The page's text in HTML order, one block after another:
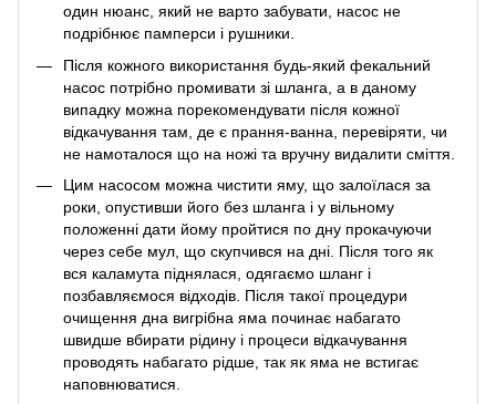
один нюанс, який не варто забувати, насос не
подрібнює памперси і рушники.
Після кожного використання будь-який фекальний
насос потрібно промивати зі шланга, а в даному
випадку можна порекомендувати після кожної
відкачування там, де є прання-ванна, перевіряти, чи
не намоталося що на ножі та вручну видалити сміття.
Цим насосом можна чистити яму, що залоїлася за
роки, опустивши його без шланга і у вільному
положенні дати йому пройтися по дну прокачуючи
через себе мул, що скупчився на дні. Після того як
вся каламута піднялася, одягаємо шланг і
позбавляємося відходів. Після такої процедури
очищення дна вигрібна яма починає набагато
швидше вбирати рідину і процеси відкачування
проводять набагато рідше, так як яма не встигає
наповнюватися.